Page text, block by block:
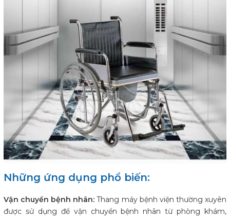
Những ứng dụng phổ biến:
Vận chuyển bệnh nhân: Thang máy bệnh viện thường xuyên
được sử dụng để vận chuyển bệnh nhân từ phòng khám,